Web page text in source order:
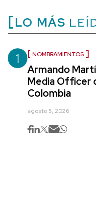
LO MÁS
1 NOMBRAMIENTOS
Armando
Media Officer
Colombia
agosto 5, 2026